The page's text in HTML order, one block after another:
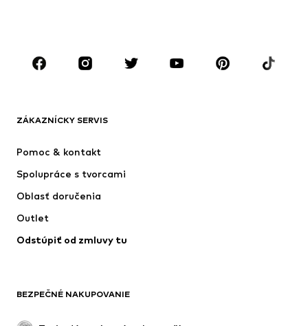
OBLEČENIE
Bundy
Obleky & saká
Plavky
Príležitosti
Upcyklácia
Nové
Kanady & čižmy
ZÁKAZNÍCKY SERVIS
Pomoc & kontakt
Spolupráce s tvorcami
Oblasť doručenia
Outlet
Odstúpiť od zmluvy tu
BEZPEČNÉ NAKUPOVANIE